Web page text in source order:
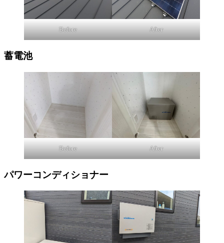
Before After
蓄電池
Before After
パワーコンディショナー